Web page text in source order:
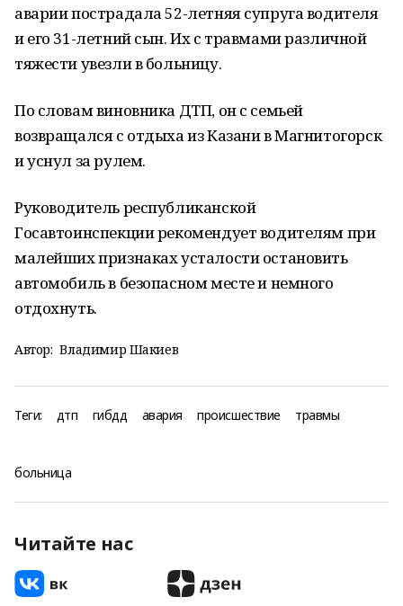
аварии пострадала 52-летняя супруга водителя
и его 31-летний сын. Их с травмами различной
тяжести увезли в больницу.
По словам виновника ДТП, он с семьей
возвращался с отдыха из Казани в Магнитогорск
и уснул за рулем.
Руководитель республиканской
Госавтоинспекции рекомендует водителям при
малейших признаках усталости остановить
автомобиль в безопасном месте и немного
отдохнуть.
Автор: Владимир Шакиев
Теги: дтп гибдд авария происшествие травмы
больница
Читайте нас